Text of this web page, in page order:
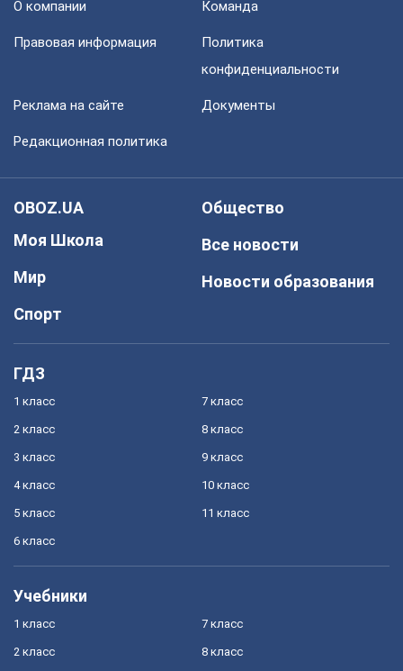
О компании Команда
Правовая информация
Политика
конфиденциальности
Реклама на сайте Документы
Редакционная политика
OBOZ.UA
Моя Школа
Мир
Спорт
Общество
Все новости
Новости образования
ГДЗ
1 класс
2 класс
3 класс
4 класс
5 класс
6 класс
7 класс
8 класс
9 класс
10 класс
11 класс
Учебники
1 класс
2 класс
7 класс
8 класс